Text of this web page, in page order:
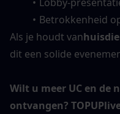
Betrokkenheid
Als je houdt van
dit een solide
Wilt u meer UC en
ontvangen?